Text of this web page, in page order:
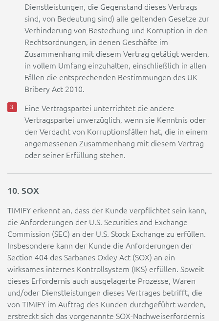
Dienstleistungen, die Gegenstand dieses Vertrags
sind, von Bedeutung sind) alle geltenden Gesetze zur
Verhinderung von Bestechung und Korruption in den
Rechtsordnungen, in denen Geschäfte im
Zusammenhang mit diesem Vertrag getätigt werden,
in vollem Umfang einzuhalten, einschließlich in allen
Fällen die entsprechenden Bestimmungen des UK
Bribery Act 2010.
Eine Vertragspartei unterrichtet die andere
Vertragspartei unverzüglich, wenn sie Kenntnis oder
den Verdacht von Korruptionsfällen hat, die in einem
angemessenen Zusammenhang mit diesem Vertrag
oder seiner Erfüllung stehen.
10. SOX
TIMIFY erkennt an, dass der Kunde verpflichtet sein kann,
die Anforderungen der U.S. Securities and Exchange
Commission (SEC) an der U.S. Stock Exchange zu erfüllen.
Insbesondere kann der Kunde die Anforderungen der
Section 404 des Sarbanes Oxley Act (SOX) an ein
wirksames internes Kontrollsystem (IKS) erfüllen. Soweit
dieses Erfordernis auch ausgelagerte Prozesse, Waren
und/oder Dienstleistungen dieses Vertrages betrifft, die
von TIMIFY im Auftrag des Kunden durchgeführt werden,
erstreckt sich das vorgenannte SOX-Nachweiserfordernis